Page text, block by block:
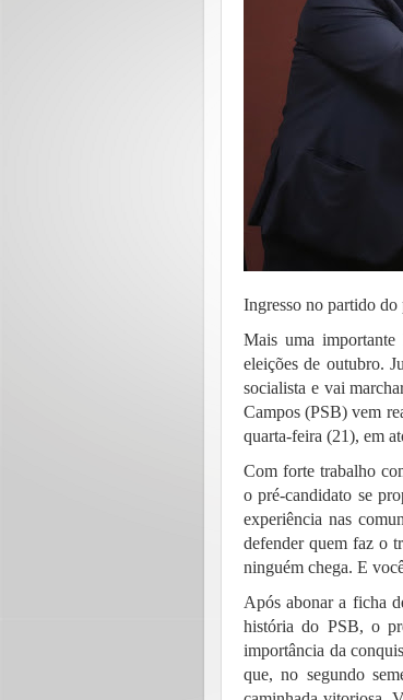
Ingresso no partido do
Mais uma
eleições de outubro.
socialista e vai
Campos (PSB) vem
quarta-feira (21), em
Com forte trabalho
o pré-candidato se
experiência nas
defender quem faz o
ninguém chega. E
Após abonar a ficha
história do PSB, o
importância da
que, no segundo